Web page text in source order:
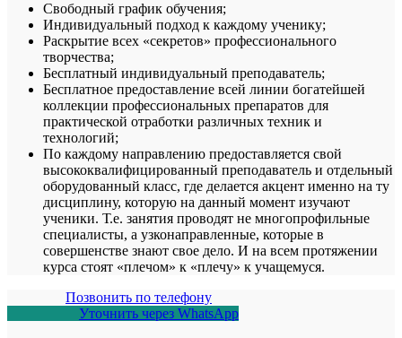
Свободный график обучения;
Индивидуальный подход к каждому ученику;
Раскрытие всех «секретов» профессионального
творчества;
Бесплатный индивидуальный преподаватель;
Бесплатное предоставление всей линии богатейшей
коллекции профессиональных препаратов для
практической отработки различных техник и
технологий;
По каждому направлению предоставляется свой
высококвалифицированный преподаватель и отдельный
оборудованный класс, где делается акцент именно на ту
дисциплину, которую на данный момент изучают
ученики. Т.е. занятия проводят не многопрофильные
специалисты, а узконаправленные, которые в
совершенстве знают свое дело. И на всем протяжении
курса стоят «плечом» к «плечу» к учащемуся.
Позвонить по телефону
Уточнить через WhatsApp